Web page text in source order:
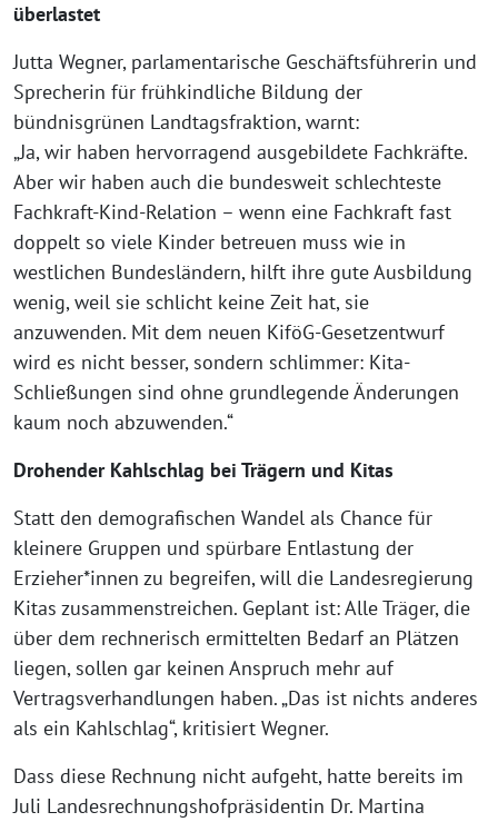
überlastet
Jutta Wegner, parlamentarische Geschäftsführerin und
Sprecherin für frühkindliche Bildung der
bündnisgrünen Landtagsfraktion, warnt:
„Ja, wir haben hervorragend ausgebildete Fachkräfte.
Aber wir haben auch die bundesweit schlechteste
Fachkraft-Kind-Relation – wenn eine Fachkraft fast
doppelt so viele Kinder betreuen muss wie in
westlichen Bundesländern, hilft ihre gute Ausbildung
wenig, weil sie schlicht keine Zeit hat, sie
anzuwenden. Mit dem neuen KiföG-Gesetzentwurf
wird es nicht besser, sondern schlimmer: Kita-
Schließungen sind ohne grundlegende Änderungen
kaum noch abzuwenden.“
Drohender Kahlschlag bei Trägern und Kitas
Statt den demografischen Wandel als Chance für
kleinere Gruppen und spürbare Entlastung der
Erzieher*innen zu begreifen, will die Landesregierung
Kitas zusammenstreichen. Geplant ist: Alle Träger, die
über dem rechnerisch ermittelten Bedarf an Plätzen
liegen, sollen gar keinen Anspruch mehr auf
Vertragsverhandlungen haben. „Das ist nichts anderes
als ein Kahlschlag“, kritisiert Wegner.
Dass diese Rechnung nicht aufgeht, hatte bereits im
Juli Landesrechnungshofpräsidentin Dr. Martina